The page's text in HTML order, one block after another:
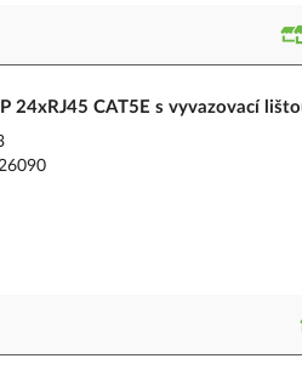
24xRJ45 CAT5E s vyvazovací